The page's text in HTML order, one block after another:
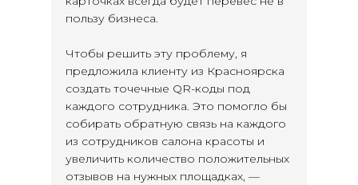
пользу бизнеса.
Чтобы решить эту проблему, я
предложила клиенту из Красноярска
создать точечные QR-коды под
каждого сотрудника. Это помогло бы
собирать обратную связь на каждого
из сотрудников салона красоты и
увеличить количество положительных
отзывов на нужных площадках, —